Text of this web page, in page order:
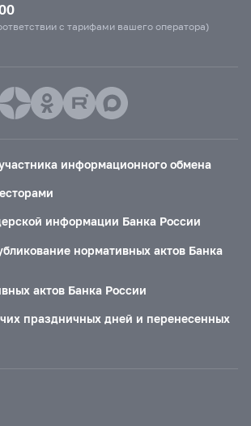
с тарифами вашего оператора)
информационного обмена
информации Банка России
нормативных актов Банка
актов Банка России
праздничных дней и перенесенных